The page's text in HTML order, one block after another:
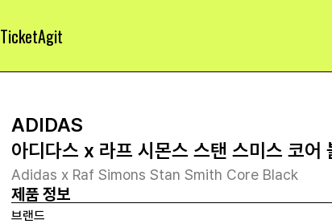
TicketAgit
ADIDAS
아디다스 x 라프 시몬스 스탠 스미스 코어
Adidas x Raf Simons Stan Smith Core Black
제품 정보
브랜드